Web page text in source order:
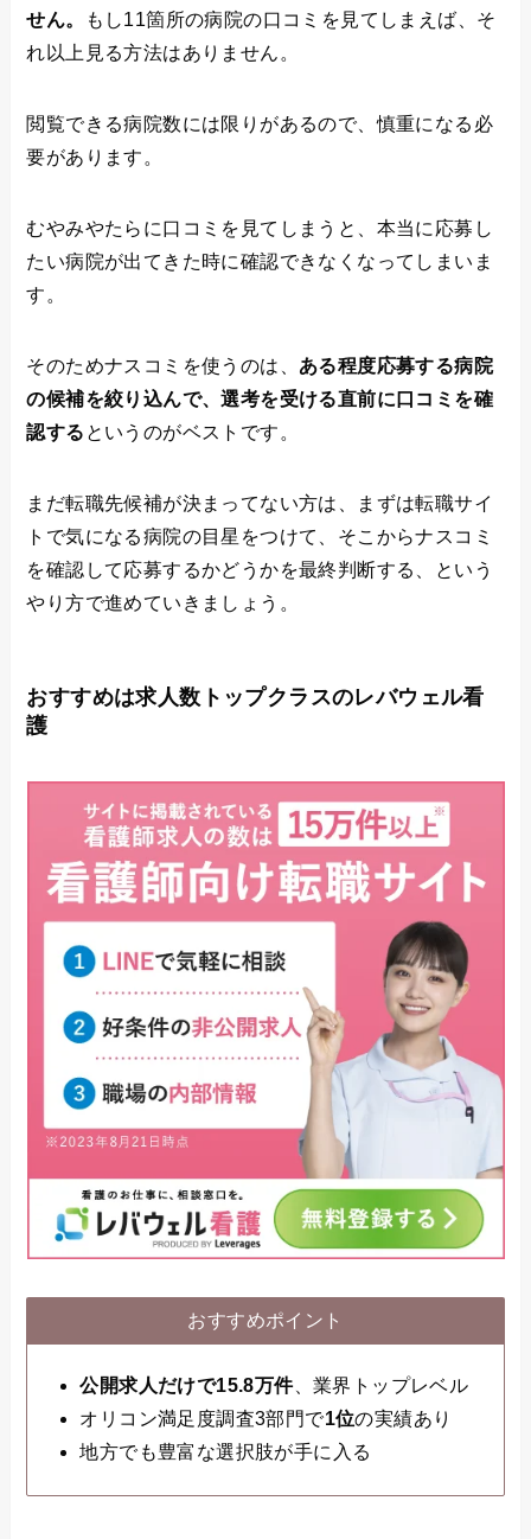
せん。
もし11箇所の病院の口コミを見てしまえば、そ
れ以上見る方法はありません。
閲覧できる病院数には限りがあるので、慎重になる必
要があります。
むやみやたらに口コミを見てしまうと、本当に応募し
たい病院が出てきた時に確認できなくなってしまいま
す。
そのためナスコミを使うのは、 ある程度応募する病院
の候補を絞り込んで、選考を受ける直前に口コミを確
認する というのがベストです。
まだ転職先候補が決まってない方は、まずは転職サイ
トで気になる病院の目星をつけて、そこからナスコミ
を確認して応募するかどうかを最終判断する、という
やり方で進めていきましょう。
おすすめは求人数トップクラスのレバウェル看
護
おすすめポイント
公開求人だけで15.8万件、業界トップレベル
オリコン満足度調査3部門で1位の実績あり
地方でも豊富な選択肢が手に入る